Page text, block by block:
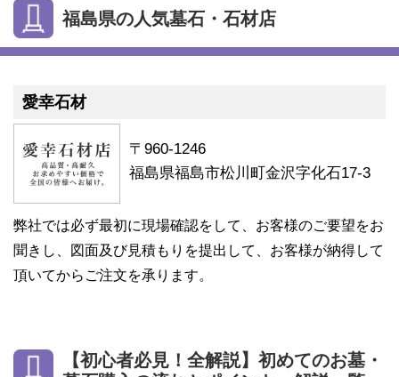
福島県の人気墓石・石材店
愛幸石材
〒960-1246
福島県福島市松川町金沢字化石17-3
弊社では必ず最初に現場確認をして、お客様のご要望をお
聞きし、図面及び見積もりを提出して、お客様が納得して
頂いてからご注文を承ります。
【初心者必見！全解説】初めてのお墓・